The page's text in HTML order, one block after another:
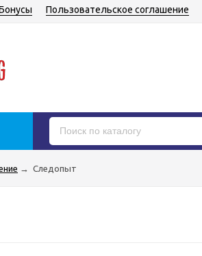
Пользовательское соглашение
→ Следопыт